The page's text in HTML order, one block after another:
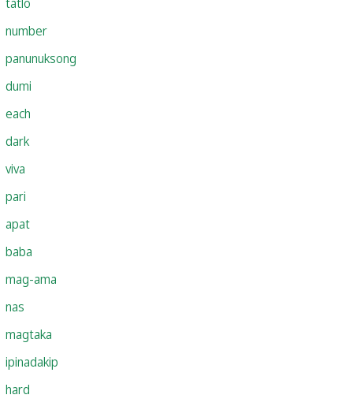
number
panunuksong
dumi
each
dark
viva
pari
apat
baba
mag-ama
nas
magtaka
ipinadakip
hard